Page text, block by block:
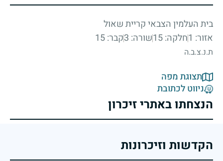
בית העלמין הצבאי קריית שאול
אזור: 1
חלקה: 15 שורה: 3 קבר: 15
ת.נ.צ.ב.ה
תצוגת מפה
ניווט לכתובת
הנצחתו באתרי זיכרון
הקדשות וזיכרונות